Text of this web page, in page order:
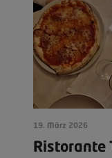
19. März 2026
Ristorante